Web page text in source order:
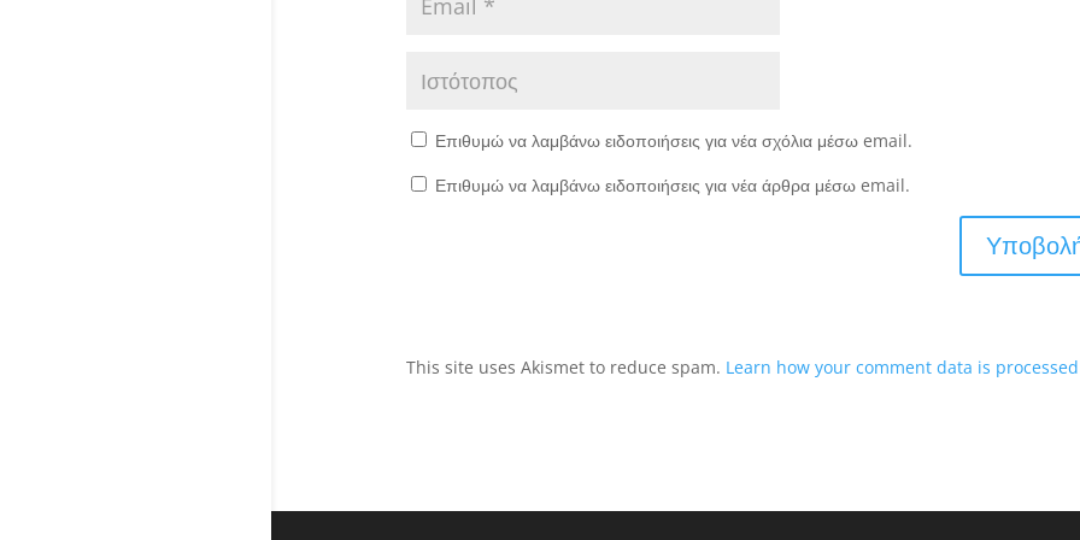
Επιθυμώ να λαμβάνω ειδοποιήσεις για νέα σχόλια μέσω email.
Επιθυμώ να λαμβάνω ειδοποιήσεις για νέα άρθρα μέσω email.
This site uses Akismet to reduce spam. Learn how your comment data is